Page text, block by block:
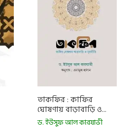
তাকফির : কাফির
ঘোষণায় বাড়াবাড়ি ও...
ড. ইউসুফ আল কারযাভী